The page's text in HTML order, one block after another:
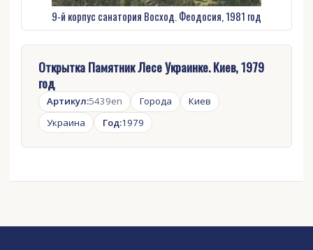
Открытка Памятник Лесе Украинке. Киев, 1979
год
Артикул:5439en Города
Киев
Украина
Год:1979
9-й корпус санатория Восход. Феодосия, 1981 год